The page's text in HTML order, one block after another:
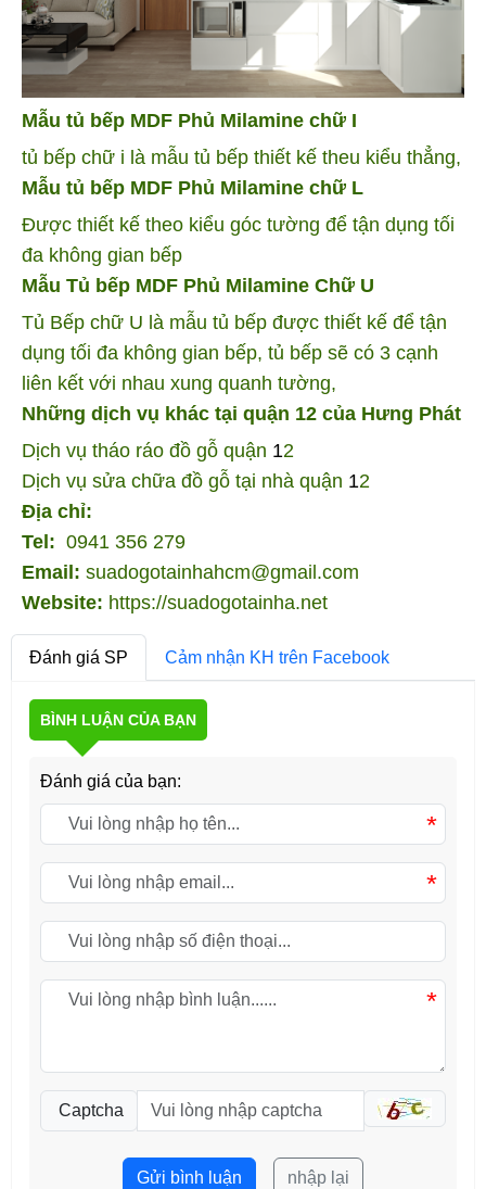
Mẫu tủ bếp MDF Phủ Milamine chữ I
tủ bếp chữ i là mẫu tủ bếp thiết kế theu kiểu thẳng,
Mẫu tủ bếp MDF Phủ Milamine chữ L
Được thiết kế theo kiểu góc tường để tận dụng tối
đa không gian bếp
Mẫu Tủ bếp MDF Phủ Milamine Chữ U
Tủ Bếp chữ U là mẫu tủ bếp được thiết kế để tận
dụng tối đa không gian bếp, tủ bếp sẽ có 3 cạnh
liên kết với nhau xung quanh tường,
Những dịch vụ khác tại quận 12 của Hưng Phát
Dịch vụ tháo ráo đồ gỗ quận 12
Dịch vụ sửa chữa đồ gỗ tại nhà quận 12
Địa chỉ:
Tel: 0941 356 279
Email: suadogotainhahcm@gmail.com
Website: https://suadogotainha.net
Đánh giá SP Cảm nhận KH trên Facebook
BÌNH LUẬN CỦA BẠN
Đánh giá của bạn:
*
*
*
Captcha
Gửi bình luận nhập lại